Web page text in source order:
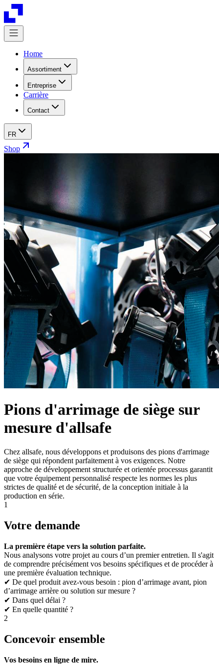
Home
Assortiment
Entreprise
Carrière
Contact
FR
Shop
Pions d'arrimage de siège sur
mesure d'allsafe
Chez allsafe, nous développons et produisons des pions d'arrimage
de siège qui répondent parfaitement à vos exigences. Notre
approche de développement structurée et orientée processus garantit
que votre équipement personnalisé respecte les normes les plus
strictes de qualité et de sécurité, de la conception initiale à la
production en série.
1
Votre demande
La première étape vers la solution parfaite.
Nous analysons votre projet au cours d’un premier entretien. Il s'agit
de comprendre précisément vos besoins spécifiques et de procéder à
une première évaluation technique.
✔ De quel produit avez-vous besoin : pion d’arrimage avant, pion
d’arrimage arrière ou solution sur mesure ?
✔ Dans quel délai ?
✔ En quelle quantité ?
2
Concevoir ensemble
Vos besoins en ligne de mire.